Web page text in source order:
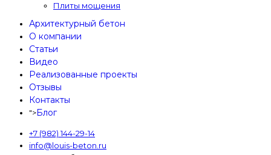
Плиты мощения
Архитектурный бетон
О компании
Статьи
Видео
Реализованные проекты
Отзывы
Контакты
">Блог
+7 (982) 144-29-14
info@louis-beton.ru